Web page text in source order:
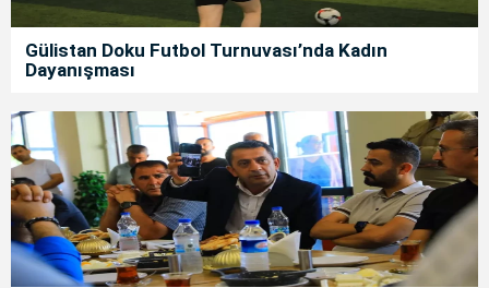
Gülistan Doku Futbol Turnuvası’nda Kadın
Dayanışması